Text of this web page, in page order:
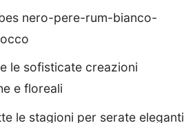
nero-pere-rum-bianco-
le sofisticate creazioni
e floreali
le stagioni per serate eleganti